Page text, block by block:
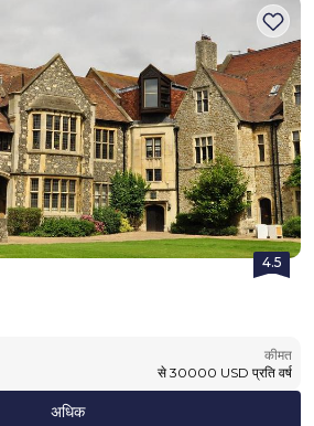
4.5
कीमत
से 30000 USD प्रति वर्ष
अधिक